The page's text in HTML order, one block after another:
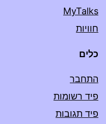
MyTalks
חוויות
כלים
התחבר
פיד רשומות
פיד תגובות